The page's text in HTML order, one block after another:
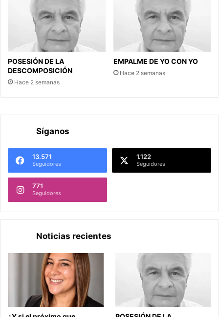
POSESIÓN DE LA
DESCOMPOSICIÓN
Hace 2 semanas
EMPALME DE YO CON YO
Hace 2 semanas
Síganos
13.571
Seguidores
1.122
Seguidores
771
Seguidores
Noticias recientes